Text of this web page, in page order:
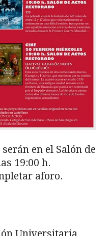
en el Salón de
19:00 h.
aforo.
Universitaria